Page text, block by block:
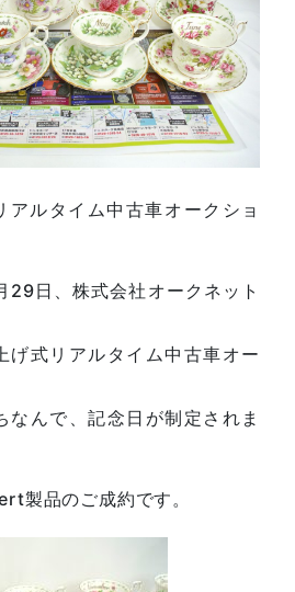
ルタイム中古車オークショ
日、株式会社オークネット
げ式リアルタイム中古車オー
なんで、記念日が制定されま
製品のご成約です。